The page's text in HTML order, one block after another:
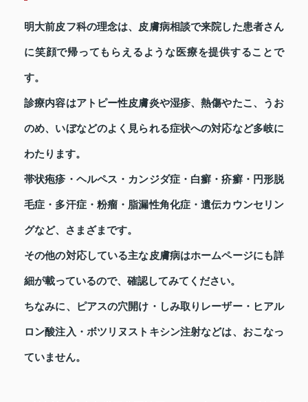
明大前皮フ科の理念は、皮膚病相談で来院した患者さん
に笑顔で帰ってもらえるような医療を提供することで
す。
診療内容はアトピー性皮膚炎や湿疹、熱傷やたこ、うお
のめ、いぼなどのよく見られる症状への対応など多岐に
わたります。
帯状疱疹・ヘルペス・カンジダ症・白癬・疥癬・円形脱
毛症・多汗症・粉瘤・脂漏性角化症・遺伝カウンセリン
グなど、さまざまです。
その他の対応している主な皮膚病はホームページにも詳
細が載っているので、確認してみてください。
ちなみに、ピアスの穴開け・しみ取りレーザー・ヒアル
ロン酸注入・ボツリヌストキシン注射などは、おこなっ
ていません。